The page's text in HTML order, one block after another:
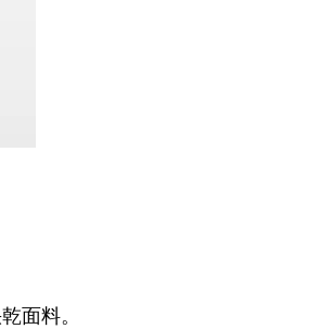
面料。